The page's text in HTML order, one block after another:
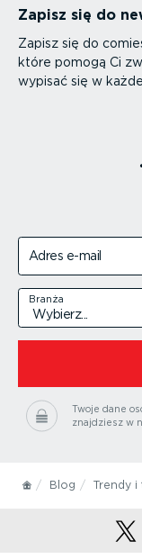
Zapisz się do
Zapisz się do
które pomogą Ci
wypisać się w
Adres e-mail
Branża
Twoje dane
znajdziesz w
Blog Trendy